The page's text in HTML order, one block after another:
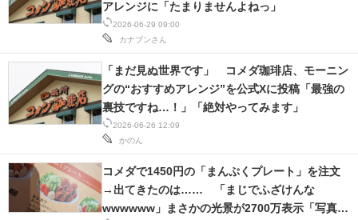
エネルギーの専門メディア
建設×テクノロジーの最前線
ちょっと気になるネットの話題
2026-06-29 09:00
カナブンさん
アレンジに「たまりませんよねっ」
2026-06-26 12:09
かのん
「まだ見ぬ世界です」 コメダ珈琲店、モーニン
グの“おすすめアレンジ”を公式Xに投稿「最強の
裏技ですね…！」「絶対やってみます」
コメダで1450円の「まんぷくプレート」を注文
→出てきたのは…… 「まじでふざけんな
wwwwww」まさかの光景が2700万表示「写真詐